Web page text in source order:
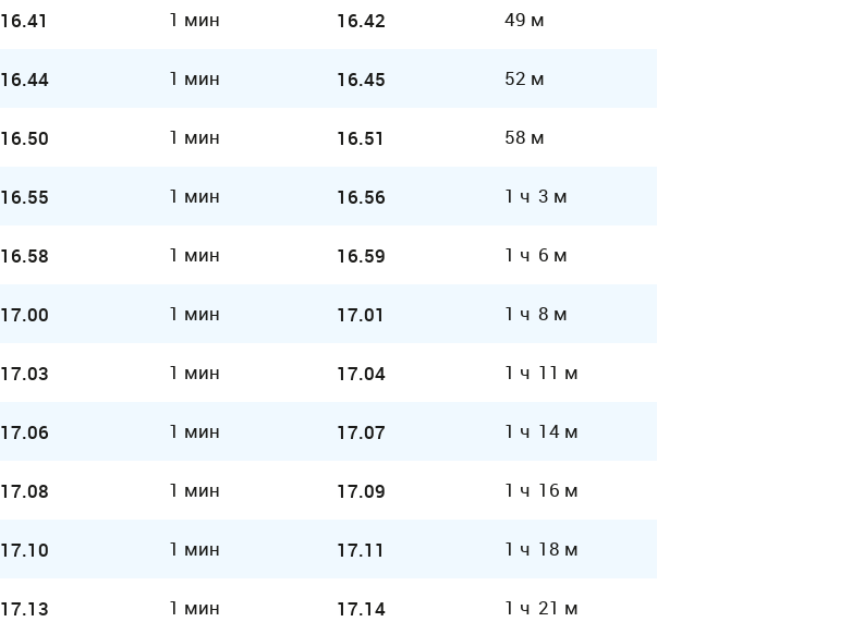
16.41 1 мин 16.42 49 м
16.44 1 мин 16.45 52 м
16.50 1 мин 16.51 58 м
16.55 1 мин 16.56 1 ч 3 м
16.58 1 мин 16.59 1 ч 6 м
17.00 1 мин 17.01 1 ч 8 м
17.03 1 мин 17.04 1 ч 11 м
17.06 1 мин 17.07 1 ч 14 м
17.08 1 мин 17.09 1 ч 16 м
17.10 1 мин 17.11 1 ч 18 м
17.13 1 мин 17.14 1 ч 21 м